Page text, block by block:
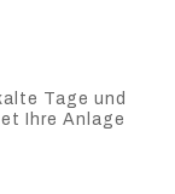
Tage und
Ihre Anlage